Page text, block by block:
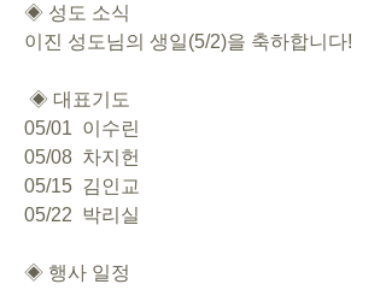
◈ 성도 소식
이진 성도님의 생일(5/2)을 축하합니다!
◈ 대표기도
05/01  이수린
05/08  차지헌
05/15  김인교
05/22  박리실
◈ 행사 일정